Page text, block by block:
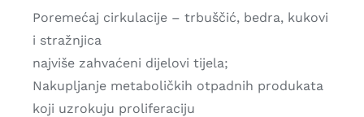
Poremećaj cirkulacije – trbuščić, bedra, kukovi
i stražnjica
najviše zahvaćeni dijelovi tijela;
Nakupljanje metaboličkih otpadnih produkata
koji uzrokuju proliferaciju